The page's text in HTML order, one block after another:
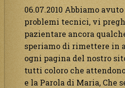
06.07.2010 Abbiamo
problemi tecnici, vi
pazientare ancora
speriamo di rimettere in
ogni pagina del nostro
tutti coloro che
e la Parola di Maria, Che